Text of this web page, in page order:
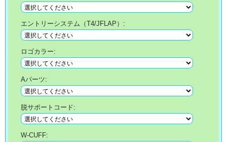
エントリーシステム（T4/JFLAP）:
ロゴカラー:
Aパーツ:
脱サポートコード:
W-CUFF: